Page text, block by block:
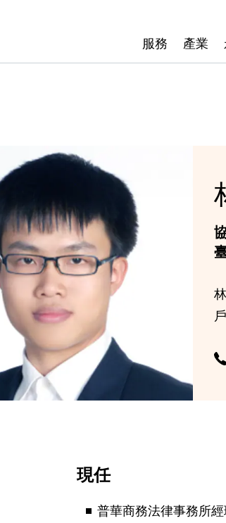
服務 產業
現任
普華商務法律事務所